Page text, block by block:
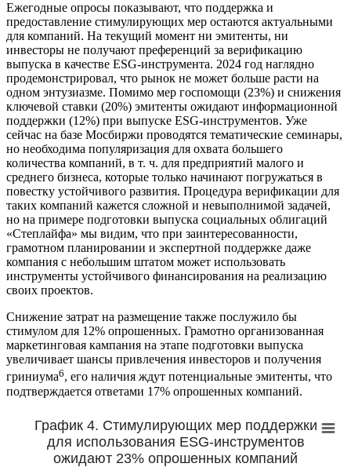
Ежегодные опросы показывают, что поддержка и
предоставление стимулирующих мер остаются актуальными
для компаний. На текущий момент ни эмитенты, ни
инвесторы не получают преференций за верификацию
выпуска в качестве ESG-инструмента. 2024 год наглядно
продемонстрировал, что рынок не может больше расти на
одном энтузиазме. Помимо мер госпомощи (23%) и снижения
ключевой ставки (20%) эмитенты ожидают информационной
поддержки (12%) при выпуске ESG-инструментов. Уже
сейчас на базе Мосбиржи проводятся тематические семинары,
но необходима популяризация для охвата большего
количества компаний, в т. ч. для предприятий малого и
среднего бизнеса, которые только начинают погружаться в
повестку устойчивого развития. Процедура верификации для
таких компаний кажется сложной и невыполнимой задачей,
но на примере подготовки выпуска социальных облигаций
«Степлайфа» мы видим, что при заинтересованности,
грамотном планировании и экспертной поддержке даже
компания с небольшим штатом может использовать
инструменты устойчивого финансирования на реализацию
своих проектов.
Снижение затрат на размещение также послужило бы
стимулом для 12% опрошенных. Грамотно организованная
маркетинговая кампания на этапе подготовки выпуска
увеличивает шансы привлечения инвесторов и получения
гриниума6, его наличия ждут потенциальные эмитенты, что
подтверждается ответами 17% опрошенных компаний.
График 4. Стимулирующих мер поддержки
для использования ESG-инструментов
ожидают 23% опрошенных компаний